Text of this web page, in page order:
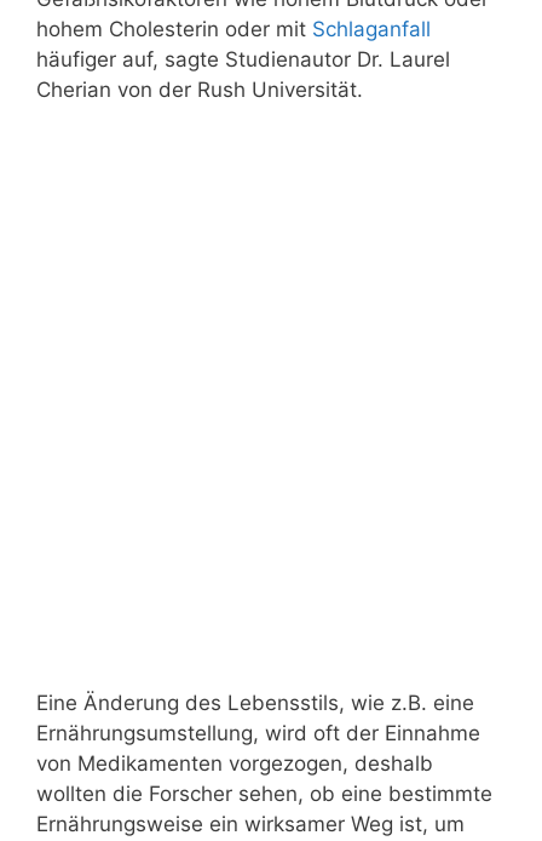
hohem Cholesterin oder mit Schlaganfall
häufiger auf, sagte Studienautor Dr. Laurel
Cherian von der Rush Universität.
Eine Änderung des Lebensstils, wie z.B. eine
Ernährungsumstellung, wird oft der Einnahme
von Medikamenten vorgezogen, deshalb
wollten die Forscher sehen, ob eine bestimmte
Ernährungsweise ein wirksamer Weg ist, um